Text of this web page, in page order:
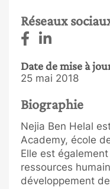
Réseaux
Date de mise à
25 mai 2018
Biographie
Nejia Ben Helal
Academy, école
Elle est
ressources
développement